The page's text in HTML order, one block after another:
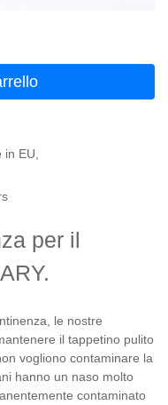
EU,
per il
le nostre
il tappetino pulito
vogliono contaminare la
hanno un naso molto
contaminato